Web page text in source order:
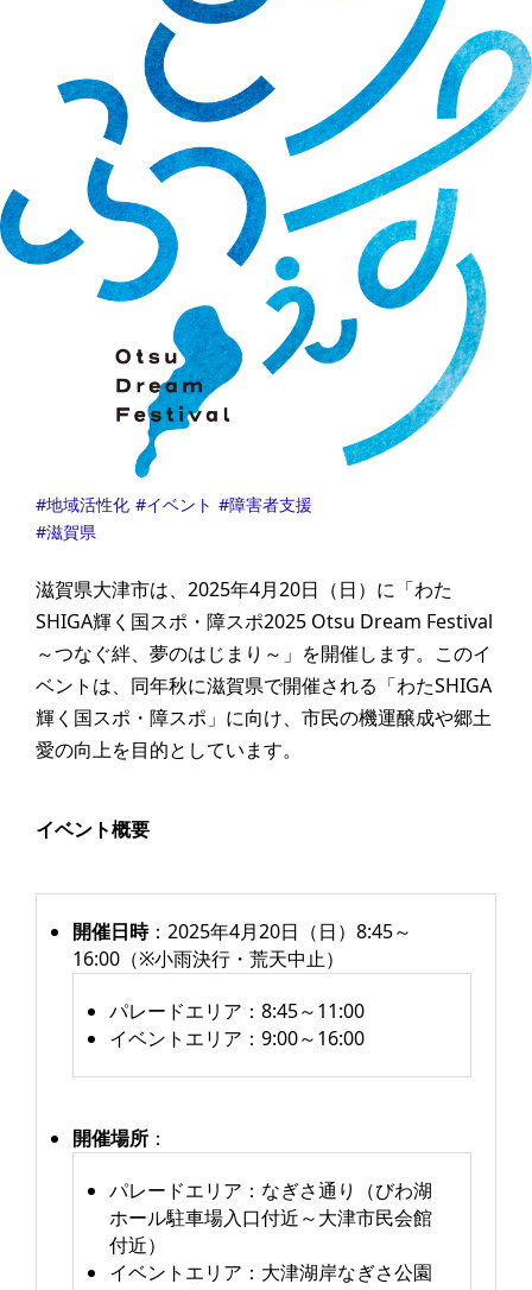
地域活性化 イベント
障害者支援
滋賀県
滋賀県大津市は、2025年4月20日（日）に「わた
SHIGA輝く国スポ・障スポ2025 Otsu Dream Festival
～つなぐ絆、夢のはじまり～」を開催します。このイ
ベントは、同年秋に滋賀県で開催される「わたSHIGA
輝く国スポ・障スポ」に向け、市民の機運醸成や郷土
愛の向上を目的としています。
イベント概要
開催日時：2025年4月20日（日）8:45～
16:00（※小雨決行・荒天中止）
パレードエリア：8:45～11:00
イベントエリア：9:00～16:00
開催場所 ：
パレードエリア：なぎさ通り（びわ湖
ホール駐車場入口付近～大津市民会館
付近）
イベントエリア：大津湖岸なぎさ公園